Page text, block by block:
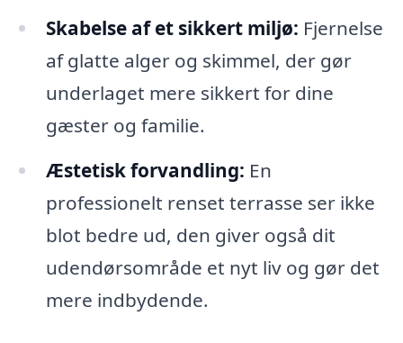
Skabelse af et sikkert miljø: Fjernelse
af glatte alger og skimmel, der gør
underlaget mere sikkert for dine
gæster og familie.
Æstetisk forvandling: En
professionelt renset terrasse ser ikke
blot bedre ud, den giver også dit
udendørsområde et nyt liv og gør det
mere indbydende.